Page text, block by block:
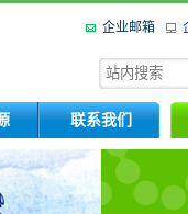
企业邮箱
联系我们